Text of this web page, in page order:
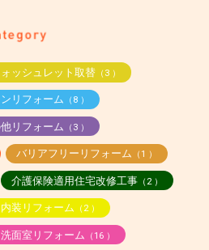
ッシュレット取替（3 ）
リフォーム （8 ）
リフォーム （3 ）
バリアフリーリフォーム （1 ）
介護保険適用住宅改修工事（2 ）
内装リフォーム （2 ）
洗面室リフォーム （16 ）